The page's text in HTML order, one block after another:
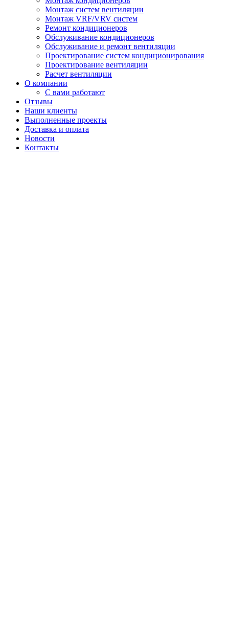
Монтаж систем вентиляции
Монтаж VRF/VRV систем
Ремонт кондиционеров
Обслуживание кондиционеров
Обслуживание и ремонт вентиляции
Проектирование систем кондиционирования
Проектирование вентиляции
Расчет вентиляции
О компании
С вами работают
Отзывы
Наши клиенты
Выполненные проекты
Доставка и оплата
Новости
Контакты